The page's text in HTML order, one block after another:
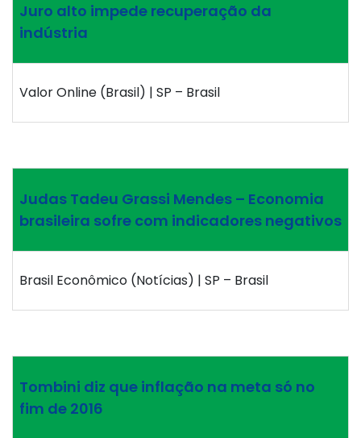
Juro alto impede recuperação da
indústria
Valor Online (Brasil) | SP – Brasil
Judas Tadeu Grassi Mendes – Economia
brasileira sofre com indicadores negativos
Brasil Econômico (Notícias) | SP – Brasil
Tombini diz que inflação na meta só no
fim de 2016